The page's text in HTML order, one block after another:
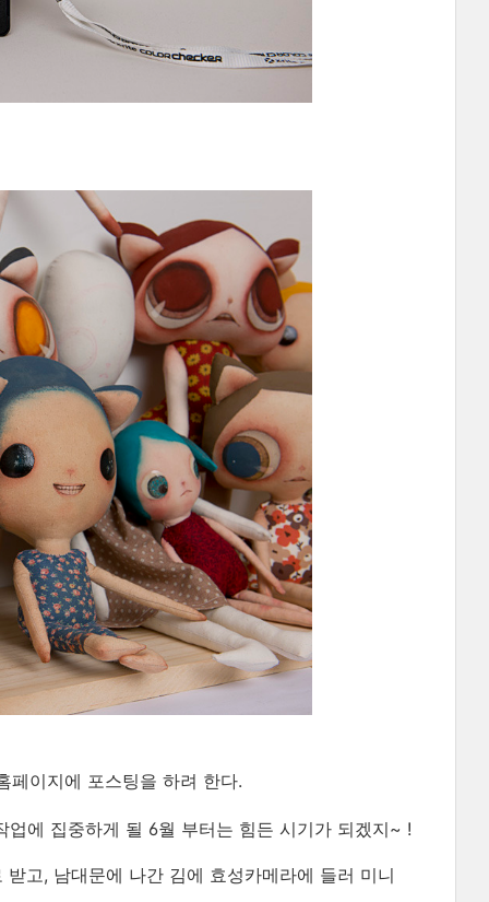
페이지에 포스팅을 하려 한다.
에 집중하게 될 6월 부터는 힘든 시기가 되겠지~ !
고, 남대문에 나간 김에 효성카메라에 들러 미니